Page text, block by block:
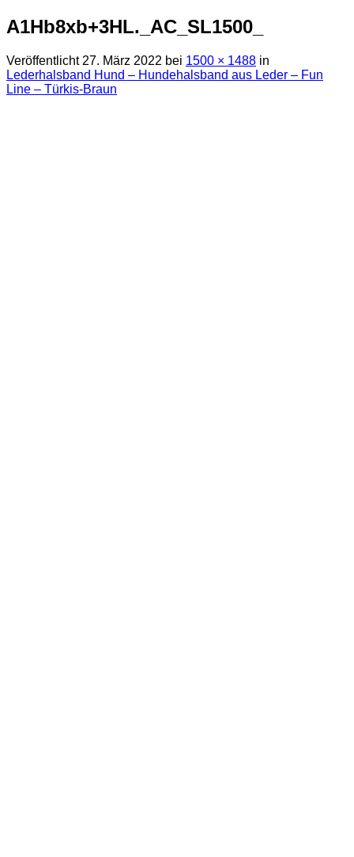
A1Hb8xb+3HL._AC_SL1500_
Veröffentlicht 27. März 2022 bei 1500 × 1488 in
Lederhalsband Hund – Hundehalsband aus Leder – Fun
Line – Türkis-Braun